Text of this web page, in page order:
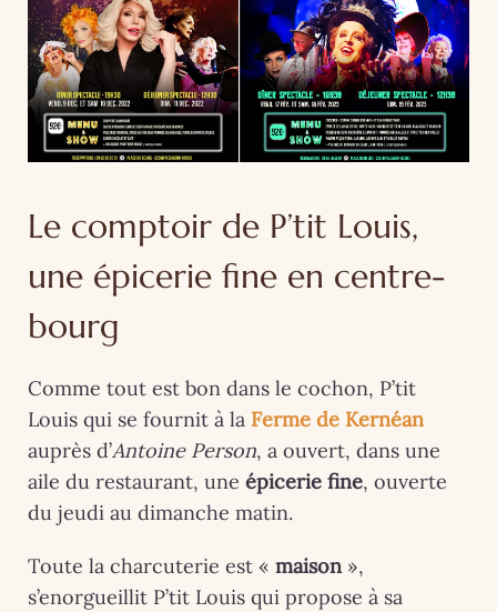
Le comptoir de P’tit Louis,
une épicerie fine en centre-
bourg
Comme tout est bon dans le cochon, P’tit
Louis qui se fournit à la Ferme de Kernéan
auprès d’Antoine Person, a ouvert, dans une
aile du restaurant, une épicerie fine, ouverte
du jeudi au dimanche matin.
Toute la charcuterie est « maison»,
s’enorgueillit P’tit Louis qui propose à sa